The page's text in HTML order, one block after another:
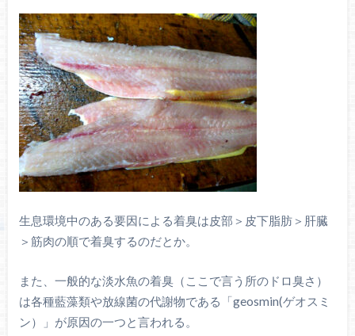
生息環境中のある要因による着臭は皮部＞皮下脂肪＞肝臓
＞筋肉の順で着臭するのだとか。
また、一般的な淡水魚の着臭（ここで言う所のドロ臭さ）
は各種藍藻類や放線菌の代謝物である「geosmin(ゲオスミ
ン）」が原因の一つと言われる。